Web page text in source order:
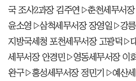
국 조사2과장 김주연▷춘천세무서
윤소영▷삼척세무서장 장영일▷강
지방국세청 포천세무서장 고광덕▷
세무서장 안경민▷영동세무서장 이
완구▷홍성세무서장 정민기▷예산